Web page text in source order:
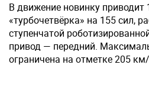
В движение новинку приводит
«турбочетвёрка» на 155 сил,
ступенчатой
привод — передний.
ограничена на отметке 205